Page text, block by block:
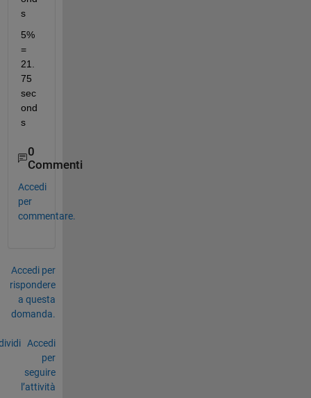
s
5%
=
21.
75
sec
ond
s
0
Commenti
Accedi
per
commentare.
Accedi per
rispondere
a questa
domanda.
Accedi
per
seguire
l’attività